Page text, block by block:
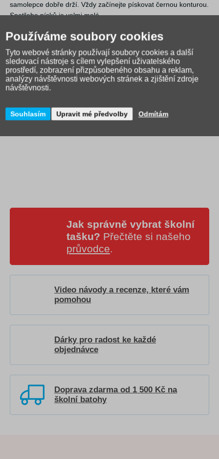
samolepce dobře drží. Vždy začínejte pískovat černou konturou.
Spotřeba písků je velmi malá.
Předlohu dodáváme zabalenou v celofánovém sáčku.
Autor motivu: Adrian Martinkovič, vyrobeno v České republice
Jak správně vybrat školní
tašku? Přečtěte si našeho
průvodce.
Video návody a recenze, které vám
pomohou
Dárky pro radost ke každé
objednávce
Doprava zdarma od 1 500 Kč na
školní batohy
Používáme soubory cookies
Tyto webové stránky používají soubory cookies a další
sledovací nástroje s cílem vylepšení uživatelského
prostředí, zobrazení přizpůsobeného obsahu a reklam,
analýzy návštěvnosti webových stránek a zjištění zdroje
návštěvnosti.
Souhlasím Upravit mé předvolby Odmítám